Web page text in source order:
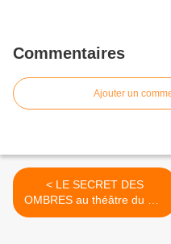
Commentaires
Ajouter un
< LE SECRET DES
OMBRES au théâtre du Roi
René – Avignon Off